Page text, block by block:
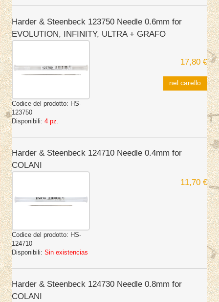
Harder & Steenbeck 123750 Needle 0.6mm for
EVOLUTION, INFINITY, ULTRA + GRAFO
Codice del prodotto: HS-
123750
Disponibili: 4 pz.
17,80 €
nel carello
Harder & Steenbeck 124710 Needle 0.4mm for
COLANI
Codice del prodotto: HS-
124710
Disponibili: Sin existencias
11,70 €
Harder & Steenbeck 124730 Needle 0.8mm for
COLANI